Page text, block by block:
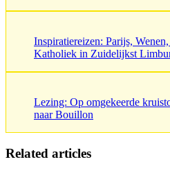
Inspiratiereizen: Parijs,
Katholiek in Zuidelijkst
Lezing: Op omgekeerde
naar Bouillon
Related articles